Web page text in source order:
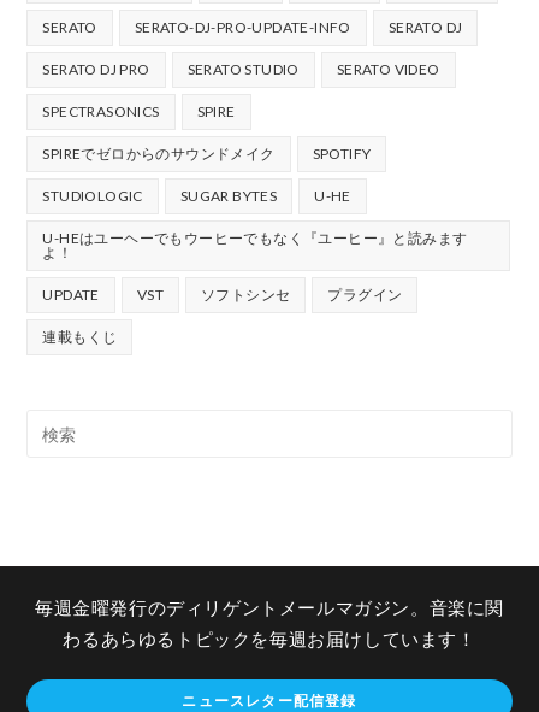
SERATO SERATO-DJ-PRO-UPDATE-INFO SERATO DJ
SERATO DJ PRO SERATO STUDIO SERATO VIDEO
SPECTRASONICS SPIRE
SPIREでゼロからのサウンドメイク SPOTIFY
STUDIOLOGIC SUGAR BYTES U-HE
U-HEはユーヘーでもウーヒーでもなく『ユーヒー』と読みます
よ！
UPDATE VST ソフトシンセ プラグイン
連載もくじ
毎週金曜発行のディリゲントメールマガジン。音楽に関
わるあらゆるトピックを毎週お届けしています！
ニュースレター配信登録